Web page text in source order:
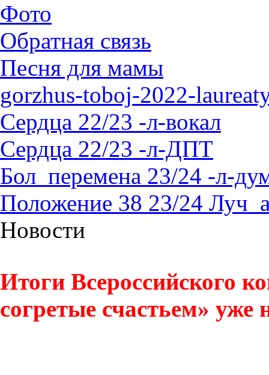
Фото
Обратная связь
Песня для мамы
gorzhus-toboj-2022-
Сердца 22/23 -л-вокал
Сердца 22/23 -л-ДПТ
Бол_перемена 23/24 -л-
Положение 38 23/24
Новости
Итоги Всероссийского
согретые счастьем» уже